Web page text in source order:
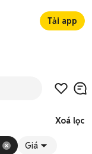
Tải app
Xoá lọc
Giá